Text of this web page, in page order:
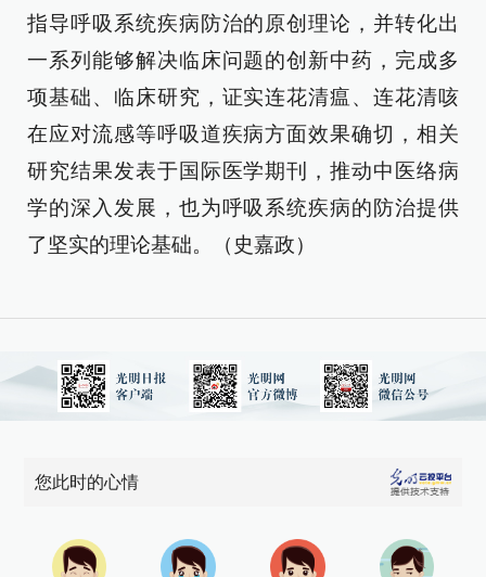
指导呼吸系统疾病防治的原创理论，并转化出
一系列能够解决临床问题的创新中药，完成多
项基础、临床研究，证实连花清瘟、连花清咳
在应对流感等呼吸道疾病方面效果确切，相关
研究结果发表于国际医学期刊，推动中医络病
学的深入发展，也为呼吸系统疾病的防治提供
了坚实的理论基础。（史嘉政）
您此时的心情